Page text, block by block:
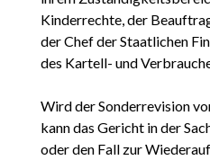
Kinderrechte, der
der Chef der Staatlichen
des Kartell- und
Wird der Sonderrevision
kann das Gericht in der
oder den Fall zur